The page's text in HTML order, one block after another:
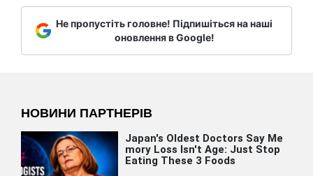
Не пропустіть головне! Підпишіться на наші
оновлення в Google!